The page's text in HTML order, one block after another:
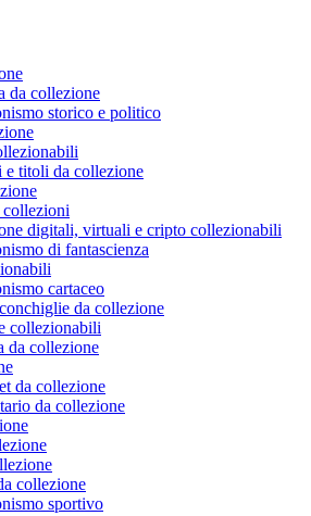
da collezione
storico e politico
titoli da collezione
digitali, virtuali e cripto collezionabili
di fantascienza
cartaceo
da collezione
collezionabili
da collezione
da collezione
da collezione
collezione
sportivo